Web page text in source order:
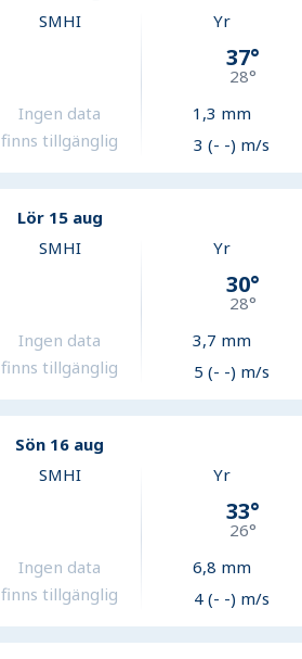
SMHI
Ingen data
finns tillgänglig
Yr
37°
28°
1,3 mm
3 (- -) m/s
Lör 15 aug
SMHI
Ingen data
finns tillgänglig
Yr
30°
28°
3,7 mm
5 (- -) m/s
Sön 16 aug
SMHI
Ingen data
finns tillgänglig
Yr
33°
26°
6,8 mm
4 (- -) m/s